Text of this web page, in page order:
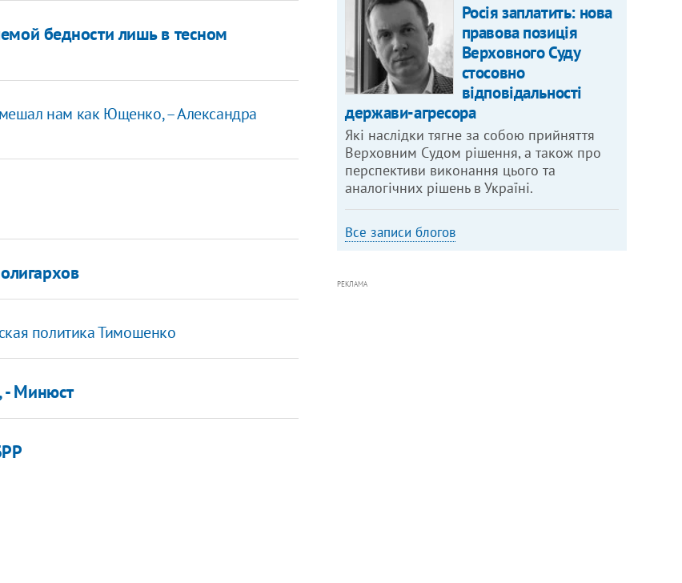
бедности лишь в тесном
нам как Ющенко, – Александра
политика Тимошенко
- Минюст
Росія заплатить: нова
правова позиція
Верховного Суду
стосовно
відповідальності
держави-агресора
Які наслідки тягне за собою прийняття
Верховним Судом рішення, а також про
перспективи виконання цього та
аналогічних рішень в Україні.
Все записи блогов
РЕКЛАМА